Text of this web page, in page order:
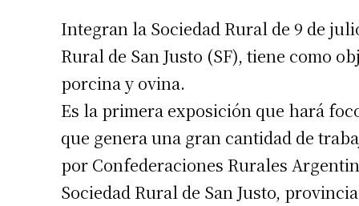
Integran la Sociedad Rural de 9 de
Rural de San Justo (SF), tiene como
porcina y ovina.
Es la primera exposición que hará
que genera una gran cantidad de
por Confederaciones Rurales
Sociedad Rural de San Justo,